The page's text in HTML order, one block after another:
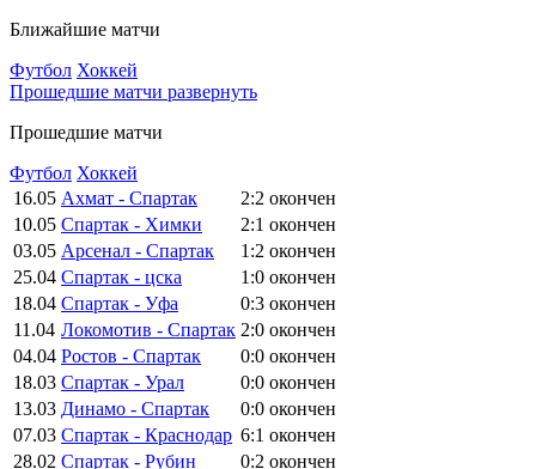
Ближайшие матчи
Футбол Хоккей
Прошедшие матчи развернуть
Прошедшие матчи
Футбол Хоккей
16.05 Ахмат - Спартак 2:2 окончен
10.05 Спартак - Химки 2:1 окончен
03.05 Арсенал - Спартак 1:2 окончен
25.04 Спартак - цска 1:0 окончен
18.04 Спартак - Уфа 0:3 окончен
11.04 Локомотив - Спартак 2:0 окончен
04.04 Ростов - Спартак 0:0 окончен
18.03 Спартак - Урал 0:0 окончен
13.03 Динамо - Спартак 0:0 окончен
07.03 Спартак - Краснодар 6:1 окончен
28.02 Спартак - Рубин 0:2 окончен